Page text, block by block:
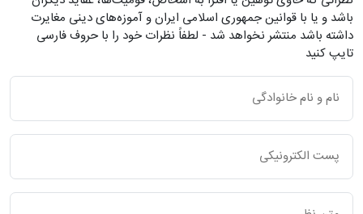
باشد و یا با قوانین جمهوری اسلامی ایران و آموزه‌های دینی مغایرت
داشته باشد منتشر نخواهد شد - لطفاً نظرات خود را با حروف فارسی
تایپ کنید